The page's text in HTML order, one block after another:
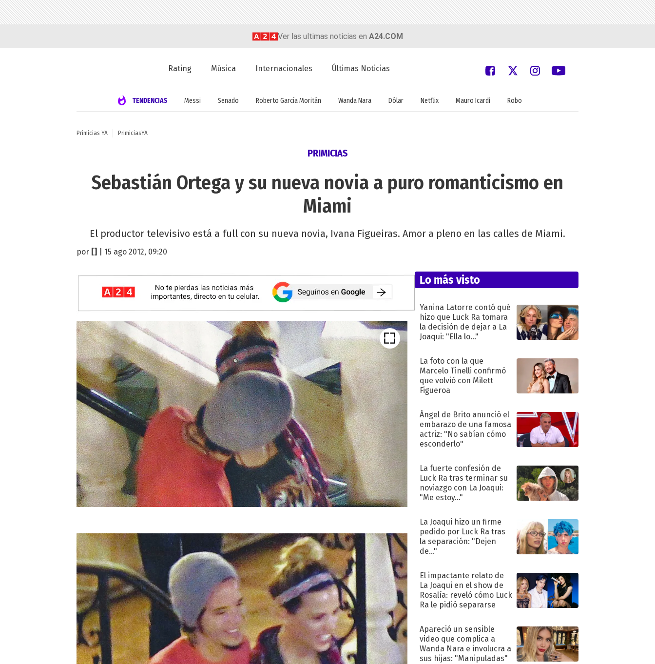
Ver las ultimas noticias en A24.COM
Rating Música Internacionales Últimas Noticias
TENDENCIAS Messi Senado Roberto García Moritán Wanda Nara Dólar Netflix Mauro Icardi Robo
Primicias YA PrimiciasYA
PRIMICIAS
Sebastián Ortega y su nueva novia a puro romanticismo en
Miami
El productor televisivo está a full con su nueva novia, Ivana Figueiras. Amor a pleno en las calles de Miami.
por | 15 ago 2012, 09:20
Lo más visto
Yanina Latorre contó qué
hizo que Luck Ra tomara
la decisión de dejar a La
Joaqui: "Ella lo..."
La foto con la que
Marcelo Tinelli confirmó
que volvió con Milett
Figueroa
Ángel de Brito anunció el
embarazo de una famosa
actriz: "No sabían cómo
esconderlo"
La fuerte confesión de
Luck Ra tras terminar su
noviazgo con La Joaqui:
"Me estoy..."
La Joaqui hizo un firme
pedido por Luck Ra tras
la separación: "Dejen
de..."
El impactante relato de
La Joaqui en el show de
Rosalía: reveló cómo Luck
Ra le pidió separarse
Apareció un sensible
video que complica a
Wanda Nara e involucra a
sus hijas: "Manipuladas"